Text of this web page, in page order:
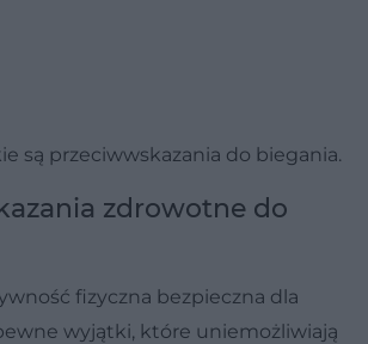
są przeciwwskazania do biegania.
zdrowotne do
fizyczna bezpieczna dla
wyjątki, które uniemożliwiają